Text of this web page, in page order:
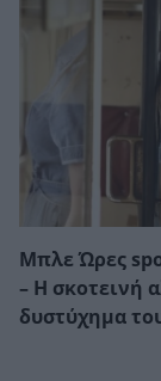
Μπλε Ώρες
– Η σκοτεινή
δυστύχημα